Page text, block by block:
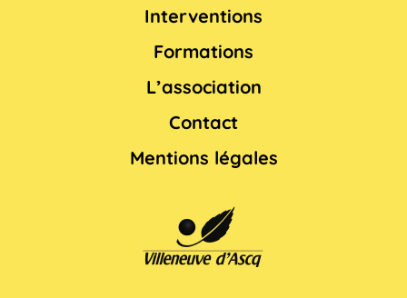
Interventions
Formations
L’association
Contact
Mentions légales